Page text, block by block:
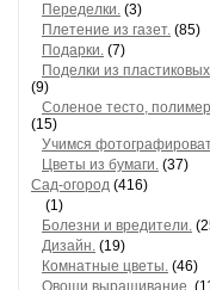
Переделки. (3)
Плетение из газет. (85)
Подарки. (7)
Поделки из
(9)
Соленое тесто,
(15)
Учимся
Цветы из бумаги. (37)
Сад-огород (416)
(1)
Болезни и вредители.
Дизайн. (19)
Комнатные цветы. (46)
Овощи,выращивание.